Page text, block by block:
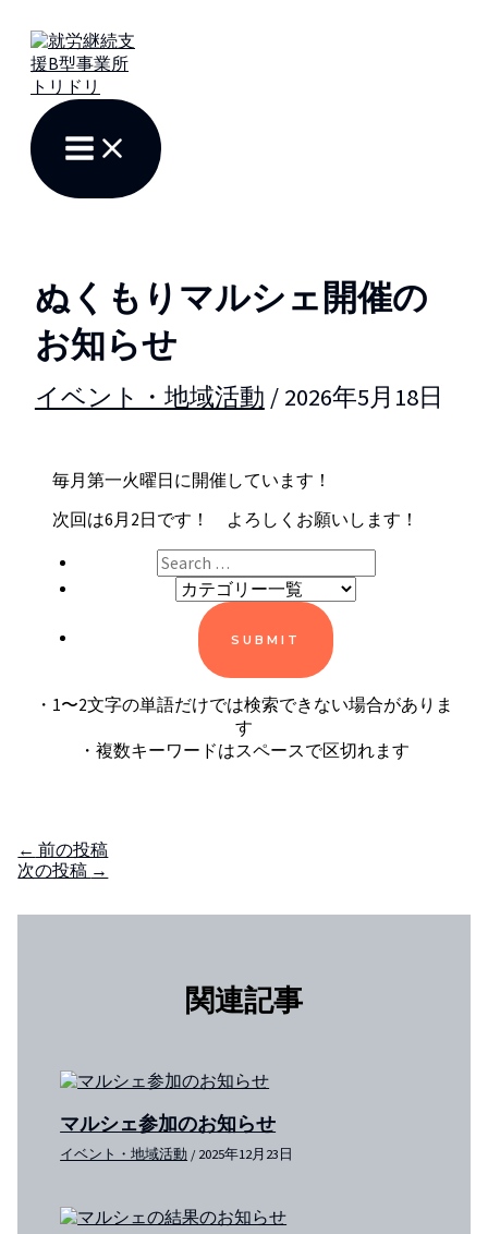
ぬくもりマルシェ開催の
お知らせ
イベント・地域活動 / 2026年5月18日
毎月第一火曜日に開催しています！
次回は6月2日です！ よろしくお願いします！
・1〜2文字の単語だけでは検索できない場合がありま
す
・複数キーワードはスペースで区切れます
← 前の投稿
次の投稿 →
関連記事
マルシェ参加のお知らせ
イベント・地域活動 /2025年12月23日